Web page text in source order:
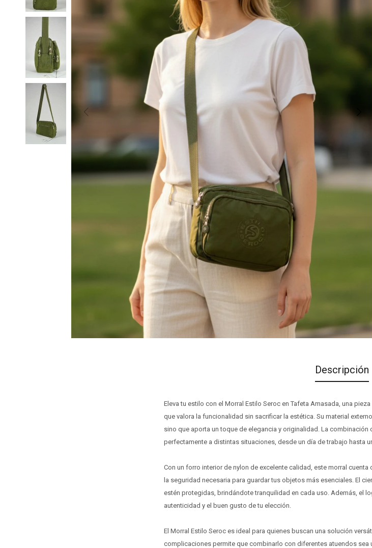
Descripción
Eleva tu estilo con el Morral Estilo Seroc en Tafeta Amasada, una
que valora la funcionalidad sin sacrificar la estética. Su material
sino que aporta un toque de elegancia y originalidad. La
perfectamente a distintas situaciones, desde un día de trabajo hasta
Con un forro interior de nylon de excelente calidad, este morral
la seguridad necesaria para guardar tus objetos más esenciales. El
estén protegidas, brindándote tranquilidad en cada uso. Además, el
autenticidad y el buen gusto de tu elección.
El Morral Estilo Seroc es ideal para quienes buscan una solución
complicaciones permite que combinarlo con diferentes atuendos sea